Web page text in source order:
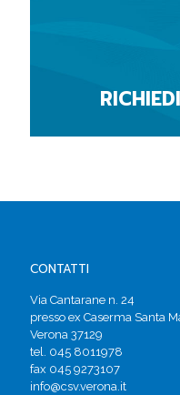
CONTATTI
Via Cantarane n. 24
presso ex Caserma Santa
Verona 37129
tel. 045 8011978
fax 045 9273107
info@csv.verona.it